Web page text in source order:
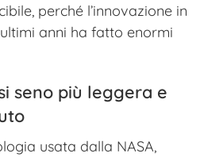
perché l’innovazione in
anni ha fatto enormi
seno più leggera e
usata dalla NASA,